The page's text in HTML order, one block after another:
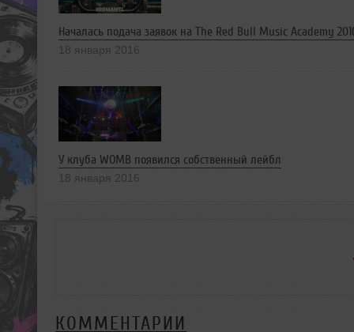
Началась подача заявок на The Red Bull Music Academy
18 января 2016
У клуба WOMB появился собственный лейбл
18 января 2016
КОММЕНТАРИИ